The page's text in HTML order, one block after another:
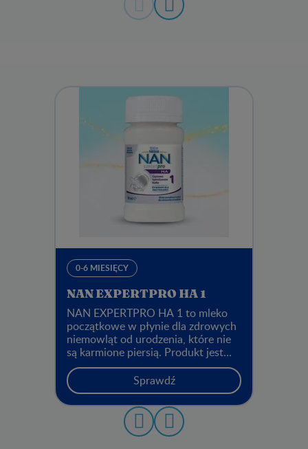
0-6 MIESIĘCY
NAN EXPERTPRO HA 1
NAN EXPERTPRO HA 1 to mleko
początkowe w płynie dla zdrowych
niemowląt od urodzenia, które nie
są karmione piersią. Produkt jest
gotowy do spożycia po
wstrząśnięciu. Nie należy go
stosować u niemowląt ze
stwierdzoną alergią na białko mleka
Sprawdź